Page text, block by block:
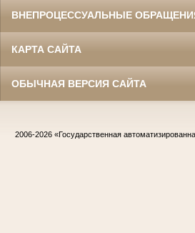
ВНЕПРОЦЕССУАЛЬНЫЕ
КАРТА САЙТА
ОБЫЧНАЯ ВЕРСИЯ САЙТА
2006-2026 «Государственная